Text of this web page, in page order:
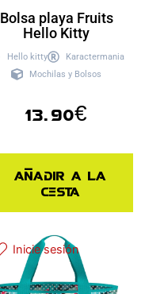
Bolsa playa Fruits
Hello Kitty
Hello kitty
Karactermania
Mochilas y Bolsos
13.90€
Añadir a la
cesta
Inicie sesión